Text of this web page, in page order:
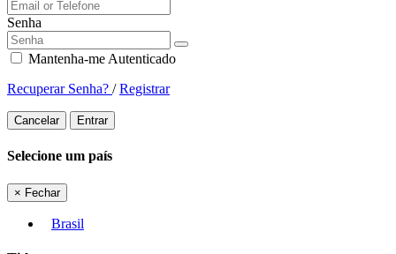
Senha
Mantenha-me Autenticado
Recuperar Senha? /Registrar
Cancelar Entrar
Selecione um país
× Fechar
Brasil